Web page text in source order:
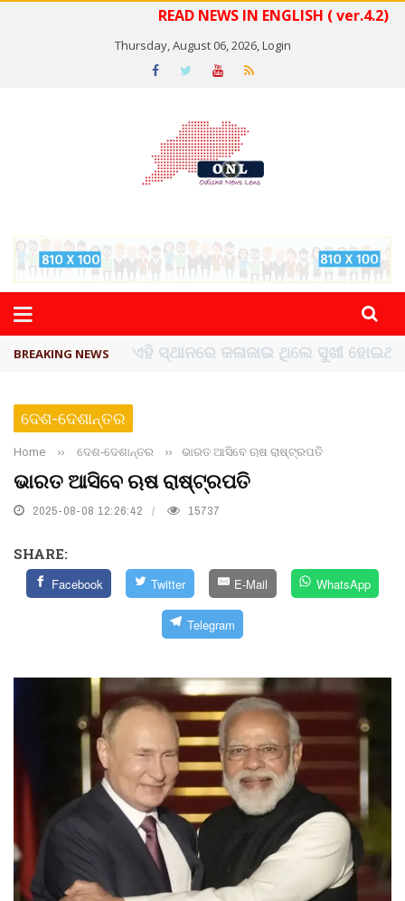
READ NEWS IN ENGLISH ( ver.4.2)
Thursday, August 06, 2026,Login
BREAKING NEWS ଦେଶରେ ପ୍ଲାଷ୍ଟିକ୍ ନୋଟ୍‌ ପ୍ରଚଳନ ...
ଦେଶ-ଦେଶାନ୍ତର
Home ›› ଦେଶ-ଦେଶାନ୍ତର ›› ଭାରତ ଆସିବେ ଋଷ ରାଷ୍ଟ୍ରପତି
ଭାରତ ଆସିବେ ଋଷ ରାଷ୍ଟ୍ରପତି
2025-08-08 12:26:42 15737
SHARE:
Facebook Twitter E-Mail WhatsApp
Telegram